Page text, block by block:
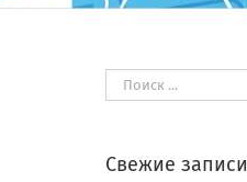
Результат
поиска:
Свежие записи